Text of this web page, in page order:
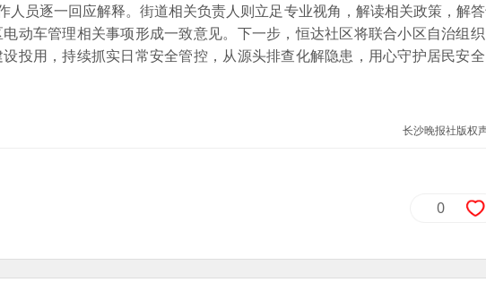
员逐一回应解释。街道相关负责人则立足专业视角，解读相关政策，解
动车管理相关事项形成一致意见。下一步，恒达社区将联合小区自治组织
投用，持续抓实日常安全管控，从源头排查化解隐患，用心守护居民安全
长沙晚报社版权
0